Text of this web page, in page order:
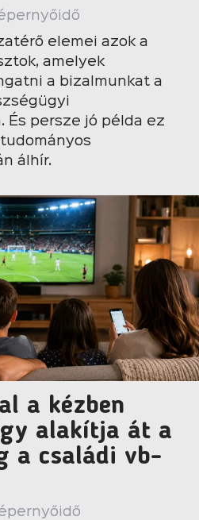
elemei azok a
amelyek
a bizalmunkat a
És persze jó példa ez
álhír.
a kézben
alakítja át a
a családi vb-